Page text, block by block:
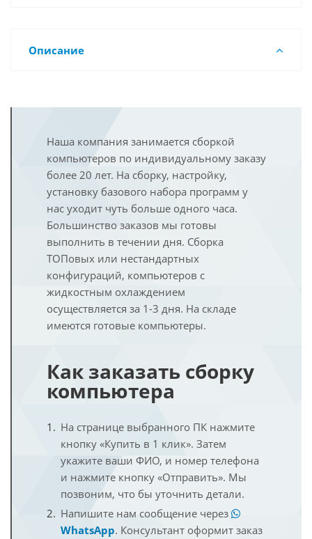
Описание
Наша компания занимается сборкой
компьютеров по индивидуальному заказу
более 20 лет. На сборку, настройку,
установку базового набора программ у
нас уходит чуть больше одного часа.
Большинство заказов мы готовы
выполнить в течении дня. Сборка
ТОПовых или нестандартных
конфигураций, компьютеров с
жидкостным охлаждением
осуществляется за 1-3 дня. На складе
имеются готовые компьютеры.
Как заказать сборку
компьютера
На странице выбранного ПК нажмите
кнопку «Купить в 1 клик». Затем
укажите ваши ФИО, и номер телефона
и нажмите кнопку «Отправить». Мы
позвоним, что бы уточнить детали.
Напишите нам сообщение через
WhatsApp. Консультант оформит заказ